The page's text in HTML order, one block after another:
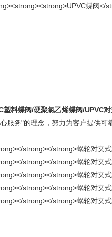
塑料蝶阀/硬聚氯乙烯蝶阀/UPVC
服务"的理念，努力为客户提供可